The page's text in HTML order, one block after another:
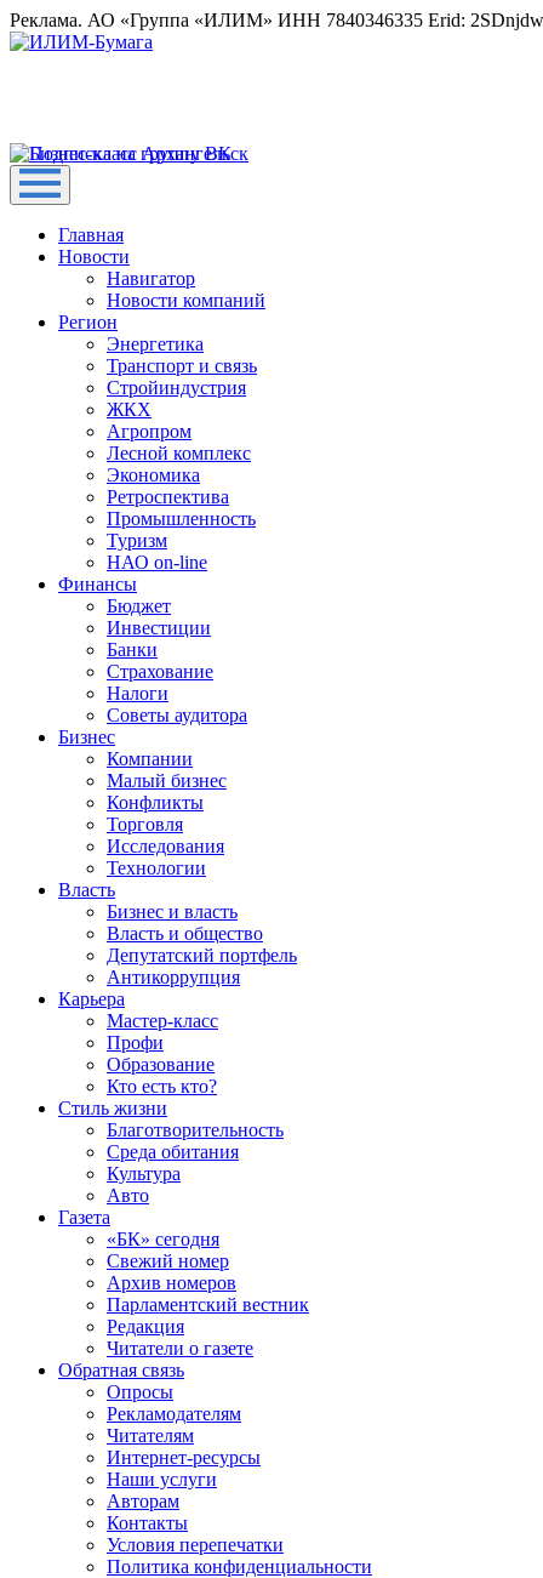
Реклама. АО «Группа «ИЛИМ» ИНН 7840346335 Erid:
Главная
Новости
Навигатор
Новости компаний
Регион
Энергетика
Транспорт и связь
Стройиндустрия
ЖКХ
Агропром
Лесной комплекс
Экономика
Ретроспектива
Промышленность
Туризм
НАО on-line
Финансы
Бюджет
Инвестиции
Банки
Страхование
Налоги
Советы аудитора
Бизнес
Компании
Малый бизнес
Конфликты
Торговля
Исследования
Технологии
Власть
Бизнес и власть
Власть и общество
Депутатский портфель
Антикоррупция
Карьера
Мастер-класс
Профи
Образование
Кто есть кто?
Стиль жизни
Благотворительность
Среда обитания
Культура
Авто
Газета
«БК» сегодня
Свежий номер
Архив номеров
Парламентский вестник
Редакция
Читатели о газете
Обратная связь
Опросы
Рекламодателям
Читателям
Интернет-ресурсы
Наши услуги
Авторам
Контакты
Условия перепечатки
Политика конфиденциальности